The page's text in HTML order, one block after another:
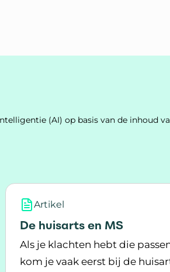
(AI) op basis van de inhoud
Artikel
De huisarts en MS
Als je klachten hebt die
kom je vaak eerst bij de